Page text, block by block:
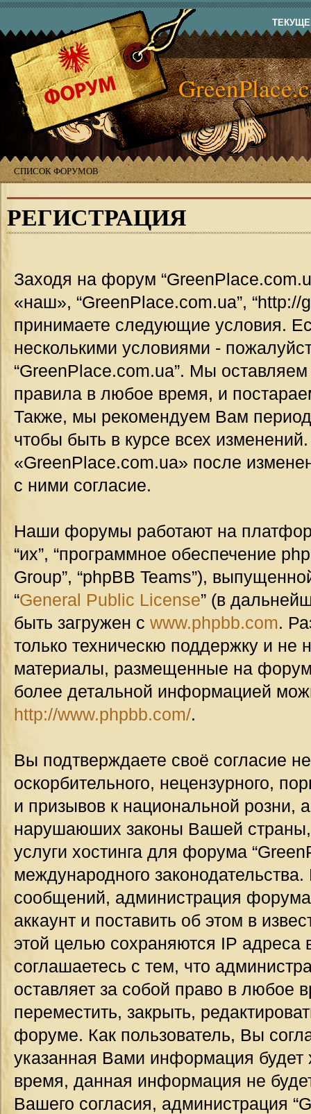
СПИСОК ФОРУМОВ
РЕГИСТРАЦИЯ
Заходя на форум
«наш», “GreenPlace.com.ua”,
принимаете следующие условия.
несколькими условиями -
“GreenPlace.com.ua”. Мы
правила в любое время, и
Также, мы рекомендуем Вам
чтобы быть в курсе всех
«GreenPlace.com.ua» после
с ними согласие.
Наши форумы работают на
“их”, “программное обеспечение
Group”, “phpBB Teams”),
“General Public License” (в
быть загружен с www.phpbb.com.
только техническю поддержку и не
материалы, размещенные на
более детальной информацией
http://www.phpbb.com/.
Вы подтверждаете своё согласие
оскорбительного, нецензурного,
и призывов к национальной розни,
нарушаюших законы Вашей страны,
услуги хостинга для форума
международного
сообщений, администрация
аккаунт и поставить об этом в
этой целью сохраняются IP
соглашаетесь с тем, что
оставляет за собой право в любое
переместить, закрыть,
форуме. Как пользователь, Вы
указанная Вами информация будет
время, данная информация не
Вашего согласия, администрация